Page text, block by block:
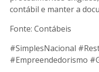
contábil e manter a
Fonte: Contábeis
#SimplesNacional
#Empreendedorismo